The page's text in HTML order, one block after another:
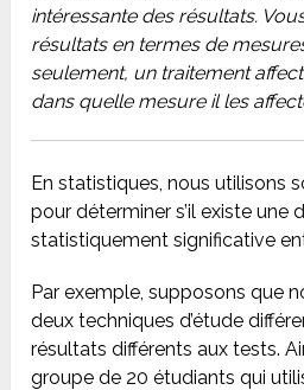
intéressante des résultats.
résultats en termes de
seulement, un traitement
dans quelle mesure il les
En statistiques, nous utilisons
pour déterminer s’il existe une
statistiquement significative
Par exemple, supposons que
deux techniques d’étude
résultats différents aux tests.
groupe de 20 étudiants qui